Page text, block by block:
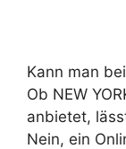
Kann man
Ob NEW
anbietet,
Nein, ein